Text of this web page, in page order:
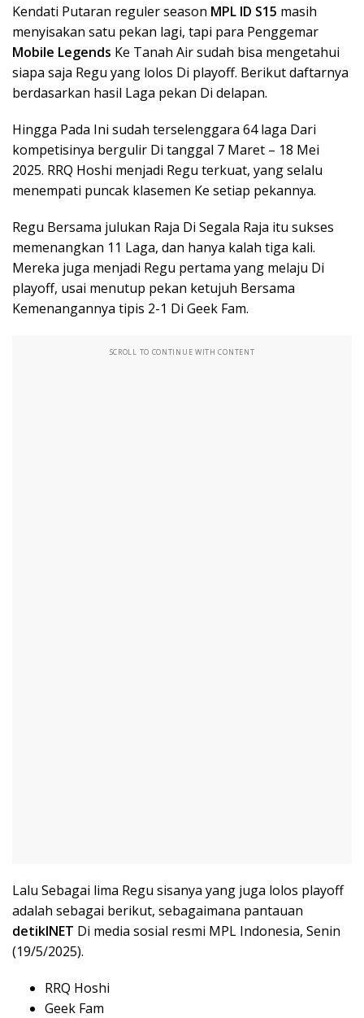
Kendati Putaran reguler season MPL ID S15 masih
menyisakan satu pekan lagi, tapi para Penggemar
Mobile Legends Ke Tanah Air sudah bisa mengetahui
siapa saja Regu yang lolos Di playoff. Berikut daftarnya
berdasarkan hasil Laga pekan Di delapan.
Hingga Pada Ini sudah terselenggara 64 laga Dari
kompetisinya bergulir Di tanggal 7 Maret – 18 Mei
2025. RRQ Hoshi menjadi Regu terkuat, yang selalu
menempati puncak klasemen Ke setiap pekannya.
Regu Bersama julukan Raja Di Segala Raja itu sukses
memenangkan 11 Laga, dan hanya kalah tiga kali.
Mereka juga menjadi Regu pertama yang melaju Di
playoff, usai menutup pekan ketujuh Bersama
Kemenangannya tipis 2-1 Di Geek Fam.
SCROLL TO CONTINUE WITH CONTENT
Lalu Sebagai lima Regu sisanya yang juga lolos playoff
adalah sebagai berikut, sebagaimana pantauan
detikINET Di media sosial resmi MPL Indonesia, Senin
(19/5/2025).
RRQ Hoshi
Geek Fam